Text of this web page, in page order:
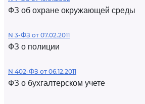
ФЗ об охране окружающей среды
N 3-ФЗ от 07.02.2011
ФЗ о полиции
N 402-ФЗ от 06.12.2011
ФЗ о бухгалтерском учете